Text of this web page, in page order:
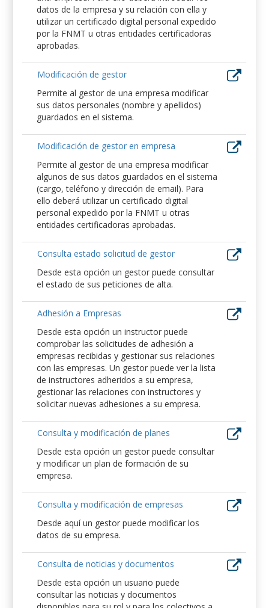
datos de la empresa y su relación con ella y
utilizar un certificado digital personal expedido
por la FNMT u otras entidades certificadoras
aprobadas.
Modificación de gestor
Permite al gestor de una empresa modificar
sus datos personales (nombre y apellidos)
guardados en el sistema.
Modificación de gestor en empresa
Permite al gestor de una empresa modificar
algunos de sus datos guardados en el sistema
(cargo, teléfono y dirección de email). Para
ello deberá utilizar un certificado digital
personal expedido por la FNMT u otras
entidades certificadoras aprobadas.
Consulta estado solicitud de gestor
Desde esta opción un gestor puede consultar
el estado de sus peticiones de alta.
Adhesión a Empresas
Desde esta opción un instructor puede
comprobar las solicitudes de adhesión a
empresas recibidas y gestionar sus relaciones
con las empresas. Un gestor puede ver la lista
de instructores adheridos a su empresa,
gestionar las relaciones con instructores y
solicitar nuevas adhesiones a su empresa.
Consulta y modificación de planes
Desde esta opción un gestor puede consultar
y modificar un plan de formación de su
empresa.
Consulta y modificación de empresas
Desde aquí un gestor puede modificar los
datos de su empresa.
Consulta de noticias y documentos
Desde esta opción un usuario puede
consultar las noticias y documentos